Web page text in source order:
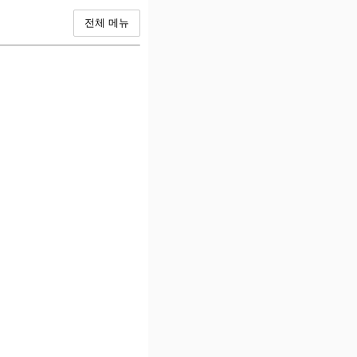
전체 메뉴